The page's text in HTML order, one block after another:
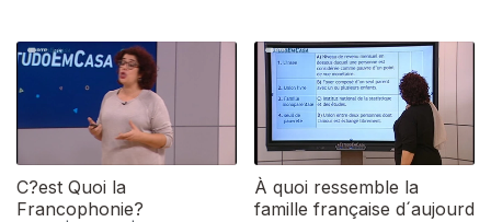
C?est Quoi la
Francophonie?
À quoi ressemble la
famille française d´aujourd